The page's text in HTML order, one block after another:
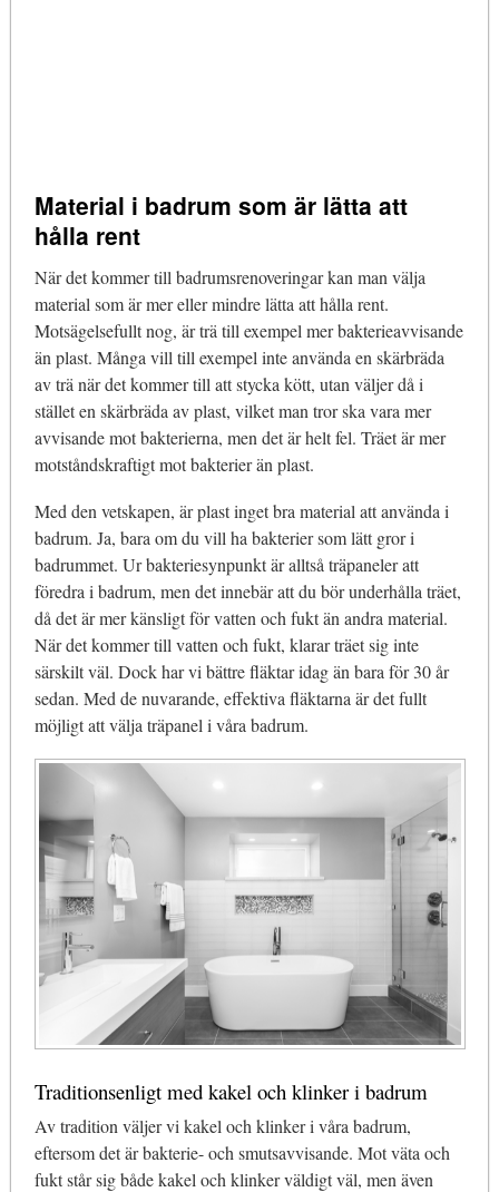
Material i badrum som är lätta att
hålla rent
När det kommer till badrumsrenoveringar kan man välja
material som är mer eller mindre lätta att hålla rent.
Motsägelsefullt nog, är trä till exempel mer bakterieavvisande
än plast. Många vill till exempel inte använda en skärbräda
av trä när det kommer till att stycka kött, utan väljer då i
stället en skärbräda av plast, vilket man tror ska vara mer
avvisande mot bakterierna, men det är helt fel. Träet är mer
motståndskraftigt mot bakterier än plast.
Med den vetskapen, är plast inget bra material att använda i
badrum. Ja, bara om du vill ha bakterier som lätt gror i
badrummet. Ur bakteriesynpunkt är alltså träpaneler att
föredra i badrum, men det innebär att du bör underhålla träet,
då det är mer känsligt för vatten och fukt än andra material.
När det kommer till vatten och fukt, klarar träet sig inte
särskilt väl. Dock har vi bättre fläktar idag än bara för 30 år
sedan. Med de nuvarande, effektiva fläktarna är det fullt
möjligt att välja träpanel i våra badrum.
Traditionsenligt med kakel och klinker i badrum
Av tradition väljer vi kakel och klinker i våra badrum,
eftersom det är bakterie- och smutsavvisande. Mot väta och
fukt står sig både kakel och klinker väldigt väl, men även